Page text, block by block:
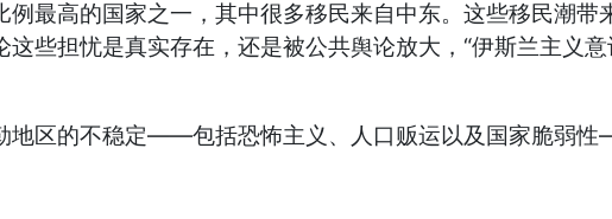
最高的国家之一，其中很多移民来自中东。这些移民潮带
些担忧是真实存在，还是被公共舆论放大， “伊斯兰主义
地区的不稳定——包括恐怖主义、人口贩运以及国家脆弱性